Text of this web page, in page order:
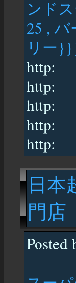
ンド
25 ,
リー
http:
http:
http:
http:
http:
日本
門店
Posted